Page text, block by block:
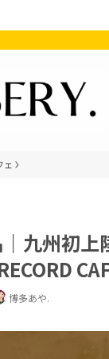
ェ
九州初上
博多あや.